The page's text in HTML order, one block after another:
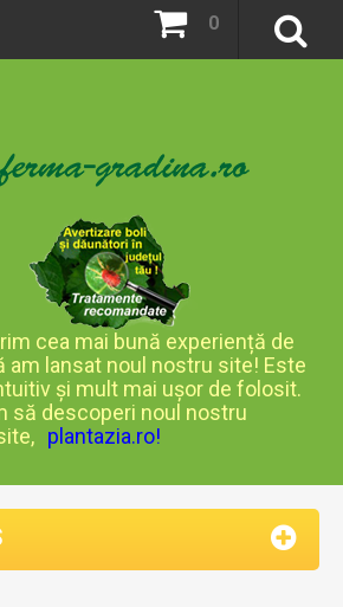
0
cea mai bună experiență de
am lansat noul nostru site! Este
și mult mai ușor de folosit.
să descoperi noul nostru
plantazia.ro!